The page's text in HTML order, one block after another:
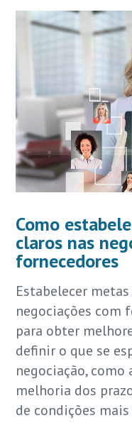
Como
claros nas
fornecedores
Estabelecer
negociações com
para obter
definir o que se
negociação, como
melhoria dos
de condições